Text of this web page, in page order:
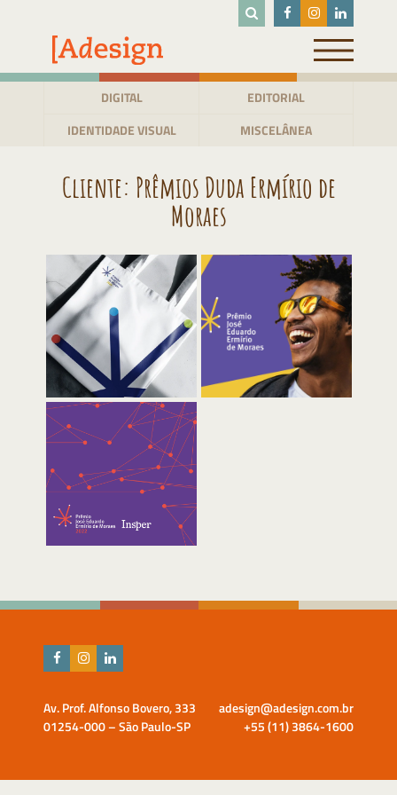
conteúdo
DIGITAL
EDITORIAL
IDENTIDADE VISUAL
MISCELÂNEA
Cliente: Prêmios Duda Ermírio de
Moraes
Av. Prof. Alfonso Bovero, 333
01254-000 – São Paulo-SP
adesign@adesign.com.br
+55 (11) 3864-1600